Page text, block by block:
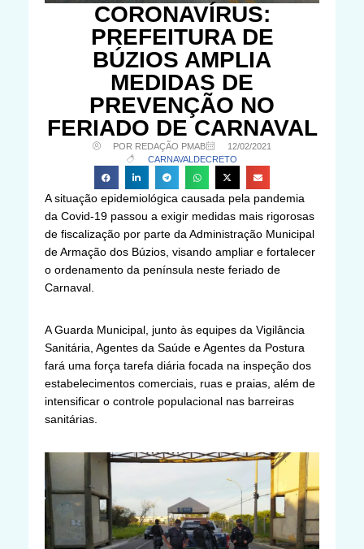
CORONAVÍRUS:
PREFEITURA DE
BÚZIOS AMPLIA
MEDIDAS DE
PREVENÇÃO NO
FERIADO DE CARNAVAL
POR REDAÇÃO PMAB
12/02/2021
CARNAVAL DECRETO
A situação epidemiológica causada pela pandemia
da Covid-19 passou a exigir medidas mais rigorosas
de fiscalização por parte da Administração Municipal
de Armação dos Búzios, visando ampliar e fortalecer
o ordenamento da península neste feriado de
Carnaval.
A Guarda Municipal, junto às equipes da Vigilância
Sanitária, Agentes da Saúde e Agentes da Postura
fará uma força tarefa diária focada na inspeção dos
estabelecimentos comerciais, ruas e praias, além de
intensificar o controle populacional nas barreiras
sanitárias.